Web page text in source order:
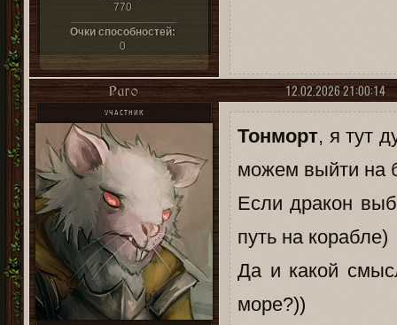
770
Очки способностей:
0
12.02.2026 21:00:14
Раго
УЧАСТНИК
Тонморт, я тут
можем выйти на
Если дракон
путь на корабле)
Да и какой
море?))